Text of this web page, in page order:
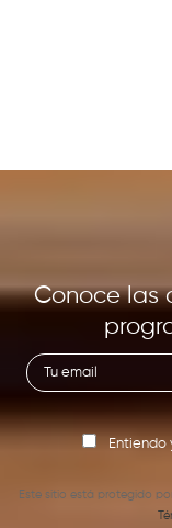
Conoce las
Este sitio está protegido